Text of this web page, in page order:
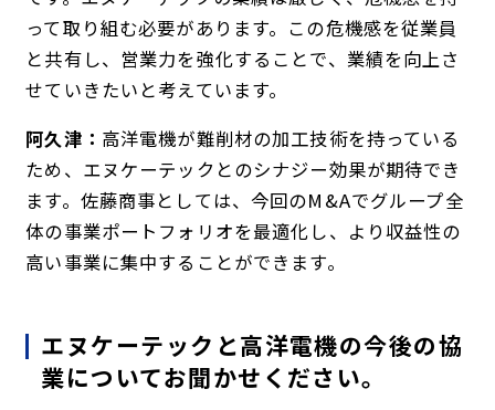
って取り組む必要があります。この危機感を従業員
と共有し、営業力を強化することで、業績を向上さ
せていきたいと考えています。
阿久津： 高洋電機が難削材の加工技術を持っている
ため、エヌケーテックとのシナジー効果が期待でき
ます。佐藤商事としては、今回のM&Aでグループ全
体の事業ポートフォリオを最適化し、より収益性の
高い事業に集中することができます。
エヌケーテックと高洋電機の今後の協
業についてお聞かせください。